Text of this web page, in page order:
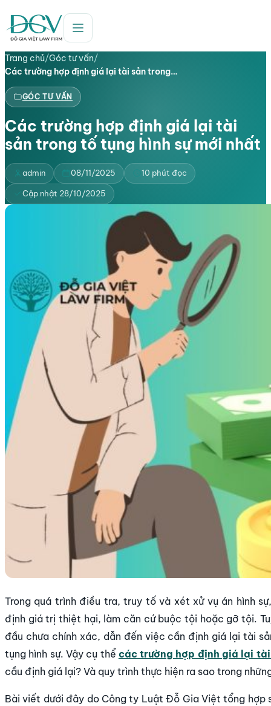
Trang chủ/Góc tư vấn/
Các trường hợp định giá lại tài sản trong…
GÓC TƯ VẤN
Các trường hợp định giá lại tài
sản trong tố tụng hình sự mới nhất
admin 08/11/2025 10 phút đọc
Cập nhật 28/10/2025
Trong quá trình điều tra, truy tố và xét xử vụ án hình
định giá trị thiệt hại, làm căn cứ buộc tội hoặc gỡ tội.
đầu chưa chính xác, dẫn đến việc cần định giá lại tài
tụng hình sự. Vậy cụ thể các trường hợp định giá lại
cầu định giá lại? Và quy trình thực hiện ra sao trong
Bài viết dưới đây do Công ty Luật Đỗ Gia Việt tổng hợp